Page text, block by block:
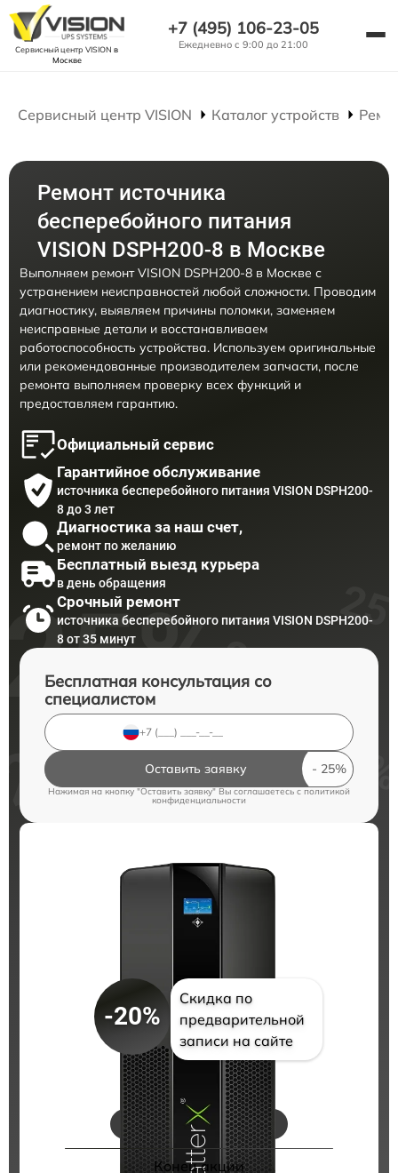
Сервисный центр VISION в
Москве
+7 (495) 106-23-05
Ежедневно с 9:00 до 21:00
Сервисный центр VISION Каталог устройств
Ремонт источника
бесперебойного питания
VISION DSPH200-8 в Москве
Выполняем ремонт VISION DSPH200-8 в Москве с
устранением неисправностей любой сложности. Проводим
диагностику, выявляем причины поломки, заменяем
неисправные детали и восстанавливаем
работоспособность устройства. Используем оригинальные
или рекомендованные производителем запчасти, после
ремонта выполняем проверку всех функций и
предоставляем гарантию.
Официальный сервис
Гарантийное обслуживание
источника бесперебойного питания VISION DSPH200-
8 до 3 лет
Диагностика за наш счет,
ремонт по желанию
Бесплатный выезд курьера
в день обращения
Срочный ремонт
источника бесперебойного питания VISION DSPH200-
8 от 35 минут
Бесплатная консультация со
специалистом
Оставить заявку
Нажимая на кнопку "Оставить заявку" Вы соглашаетесь cполитикой
конфиденциальности
-20%
Скидка по
предварительной
записи на сайте
Цены на ремонт
Конец акции